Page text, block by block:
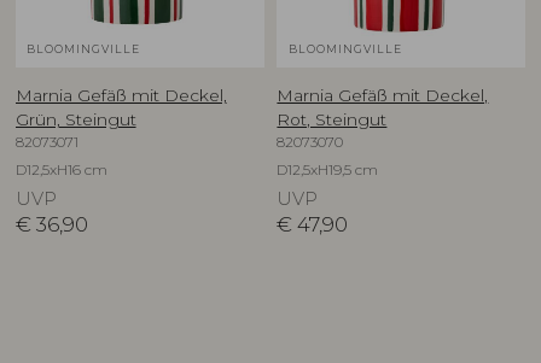
BLOOMINGVILLE
Marnia Gefäß mit Deckel,
Grün, Steingut
82073071
D12,5xH16 cm
UVP
€ 36,90
BLOOMINGVILLE
Marnia Gefäß mit Deckel,
Rot, Steingut
82073070
D12,5xH19,5 cm
UVP
€ 47,90